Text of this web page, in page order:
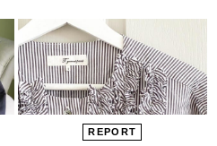
REPORT